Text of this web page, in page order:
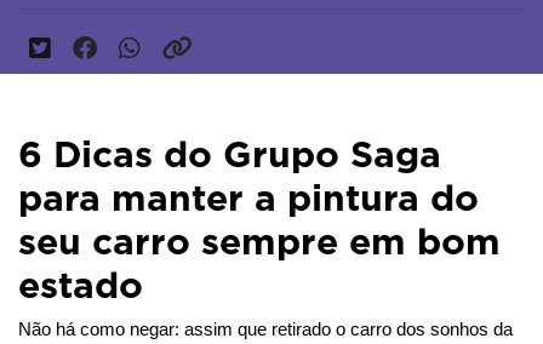
6 Dicas do Grupo Saga
para manter a pintura do
seu carro sempre em bom
estado
Não há como negar: assim que retirado o carro dos sonhos da